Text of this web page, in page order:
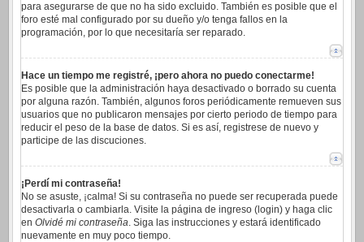
para asegurarse de que no ha sido excluido. También es posible que el
foro esté mal configurado por su dueño y/o tenga fallos en la
programación, por lo que necesitaría ser reparado.
Hace un tiempo me registré, ¡pero ahora no puedo conectarme!
Es posible que la administración haya desactivado o borrado su cuenta
por alguna razón. También, algunos foros periódicamente remueven sus
usuarios que no publicaron mensajes por cierto periodo de tiempo para
reducir el peso de la base de datos. Si es así, registrese de nuevo y
participe de las discuciones.
¡Perdí mi contraseña!
No se asuste, ¡calma! Si su contraseña no puede ser recuperada puede
desactivarla o cambiarla. Visite la página de ingreso (login) y haga clic
en Olvidé mi contraseña. Siga las instrucciones y estará identificado
nuevamente en muy poco tiempo.